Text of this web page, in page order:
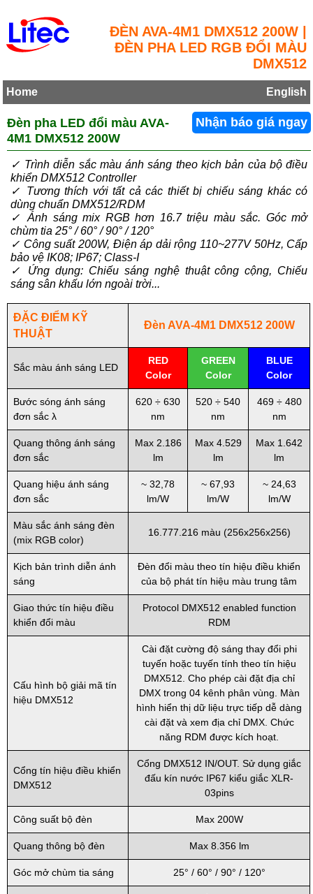
ĐÈN AVA-4M1 DMX512 200W |
ĐÈN PHA LED RGB ĐỔI MÀU
DMX512
Home English
Nhận báo giá ngay
Đèn pha LED đổi màu AVA-
4M1 DMX512 200W
✓ Trình diễn sắc màu ánh sáng theo kịch bản của bộ điều
khiển DMX512 Controller
✓ Tương thích với tất cả các thiết bị chiếu sáng khác có
dùng chuẩn DMX512/RDM
✓ Ánh sáng mix RGB hơn 16.7 triệu màu sắc. Góc mở
chùm tia 25° / 60° / 90° / 120°
✓ Công suất 200W, Điện áp dải rộng 110~277V 50Hz, Cấp
bảo vệ IK08; IP67; Class-I
✓ Ứng dụng: Chiếu sáng nghệ thuật công cộng, Chiếu
sáng sân khấu lớn ngoài trời...
ĐẶC ĐIỂM KỸ
THUẬT
Đèn AVA-4M1 DMX512 200W
Sắc màu ánh sáng LED
RED
Color
GREEN
Color
BLUE
Color
Bước sóng ánh sáng
đơn sắc λ
620 ÷ 630
nm
520 ÷ 540
nm
469 ÷ 480
nm
Quang thông ánh sáng
đơn sắc
Max 2.186
lm
Max 4.529
lm
Max 1.642
lm
Quang hiệu ánh sáng
đơn sắc
~ 32,78
lm/W
~ 67,93
lm/W
~ 24,63
lm/W
Màu sắc ánh sáng đèn
(mix RGB color)
16.777.216 màu (256x256x256)
Kịch bản trình diễn ánh
sáng
Đèn đổi màu theo tín hiệu điều khiển
của bộ phát tín hiệu màu trung tâm
Giao thức tín hiệu điều
khiển đổi màu
Protocol DMX512 enabled function
RDM
Cấu hình bộ giải mã tín
hiệu DMX512
Cài đặt cường độ sáng thay đổi phi
tuyến hoặc tuyến tính theo tín hiệu
DMX512. Cho phép cài đặt địa chỉ
DMX trong 04 kênh phân vùng. Màn
hình hiển thị dữ liệu trực tiếp dễ dàng
cài đặt và xem địa chỉ DMX. Chức
năng RDM được kích hoạt.
Cổng tín hiệu điều khiển
DMX512
Cổng DMX512 IN/OUT. Sử dụng giắc
đấu kín nước IP67 kiểu giắc XLR-
03pins
Công suất bộ đèn Max 200W
Quang thông bộ đèn Max 8.356 lm
Góc mở chùm tia sáng 25° / 60° / 90° / 120°